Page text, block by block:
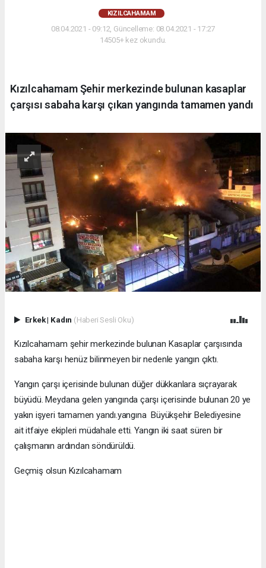
KIZILCAHAMAM
08.04.2021 - 09:12, Güncelleme: 08.04.2021 - 17:27
14505+ kez okundu.
Kızılcahamam Şehir merkezinde bulunan kasaplar
çarşısı sabaha karşı çıkan yangında tamamen yandı
Erkek| Kadın (Haberi Sesli Oku)
Kızılcahamam şehir merkezinde bulunan Kasaplar çarşısında
sabaha karşı henüz bilinmeyen bir nedenle yangın çıktı.
Yangın çarşı içerisinde bulunan düğer dükkanlara sıçrayarak
büyüdü. Meydana gelen yangında çarşı içerisinde bulunan 20 ye
yakın işyeri tamamen yandı.yangına Büyükşehir Belediyesine
ait itfaiye ekipleri müdahale etti. Yangın iki saat süren bir
çalışmanın ardından söndürüldü.
Geçmiş olsun Kızılcahamam